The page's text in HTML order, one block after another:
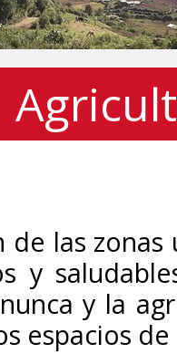
de las
y
y la
espacios